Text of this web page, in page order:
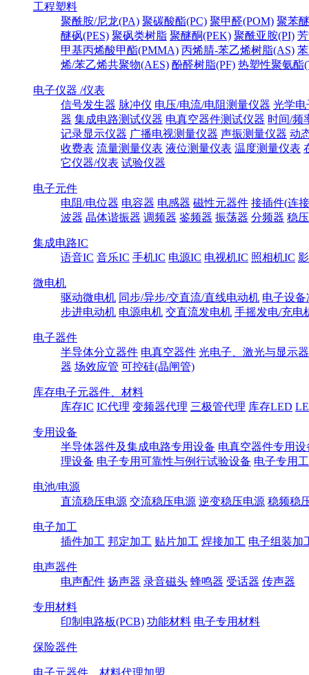
工程塑料
聚酰胺/尼龙(PA) 聚碳酸酯(PC) 聚甲醛(POM) 聚苯
醚砜(PES) 聚砜类树脂 聚醚酮(PEK) 聚酰亚胺(PI)
甲基丙烯酸甲酯(PMMA) 丙烯腈-苯乙烯树脂(AS)
烯/苯乙烯共聚物(AES) 酚醛树脂(PF) 热塑性聚氨酯
电子仪器 /仪表
信号发生器 脉冲仪 电压/电流/电阻测量仪器 光学电
器 集成电路测试仪器 电真空器件测试仪器 时间/频
记录显示仪器 广播电视测量仪器 声振测量仪器 动
收费表 流量测量仪表 液位测量仪表 温度测量仪表
它仪器/仪表 试验仪器
电子元件
电阻/电位器 电容器 电感器 磁性元器件 接插件(连
波器 晶体谐振器 调频器 鉴频器 振荡器 分频器 稳
集成电路IC
语音IC 音乐IC 手机IC 电源IC 电视机IC 照相机IC
微电机
驱动微电机 同步/异步/交直流/直线电动机 电子设
步进电动机 电源电机 交直流发电机 手摇发电/充电
电子器件
半导体分立器件 电真空器件 光电子、激光与显示
器 场效应管 可控硅(晶闸管)
库存电子元器件、材料
库存IC IC代理 变频器代理 三极管代理 库存LED
专用设备
半导体器件及集成电路专用设备 电真空器件专用设
理设备 电子专用可靠性与例行试验设备 电子专用
电池/电源
直流稳压电源 交流稳压电源 逆变稳压电源 稳频稳
电子加工
插件加工 邦定加工 贴片加工 焊接加工 电子组装加
电声器件
电声配件 扬声器 录音磁头 蜂鸣器 受话器 传声器
专用材料
印制电路板(PCB) 功能材料 电子专用材料
保险器件
电子元器件、材料代理加盟